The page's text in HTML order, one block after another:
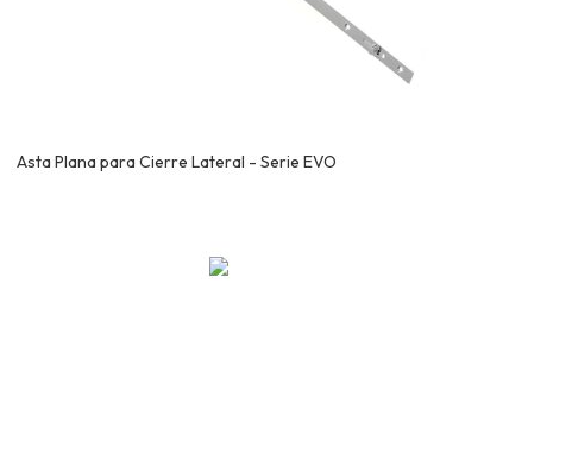
Asta Plana para Cierre Lateral - Serie EVO